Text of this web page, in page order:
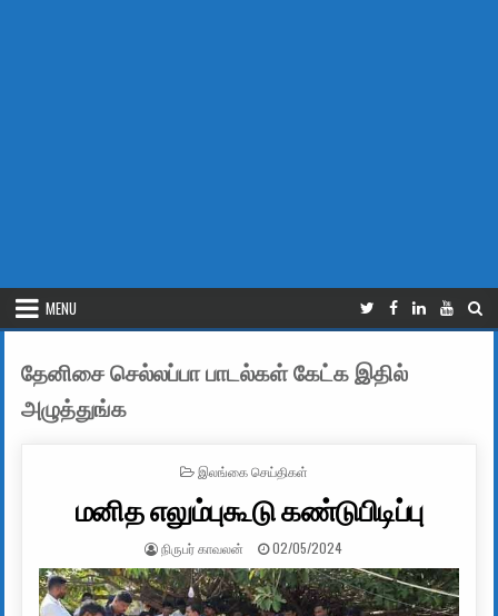
MENU
தேனிசை செல்லப்பா பாடல்கள் கேட்க இதில்
அழுத்துங்க
POSTED IN
இலங்கை செய்திகள்
மனித எலும்புகூடு கண்டுபிடிப்பு
AUTHOR:
நிருபர் காவலன் PUBLISHED DATE:
02/05/2024